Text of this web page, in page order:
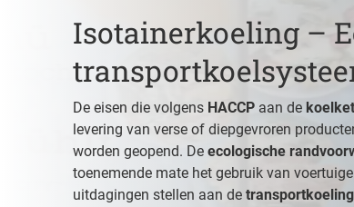
Isotainerkoeling –
De eisen die volgens HACCP aan de
levering van verse of diepgevroren
worden geopend. De ecologische
toenemende mate het gebruik van
uitdagingen stellen aan de transportkoeling